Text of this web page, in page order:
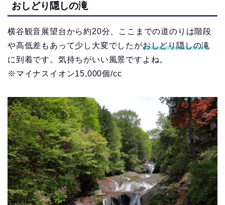
おしどり隠しの滝
横谷観音展望台から約20分、ここまでの道のりは階段
や高低差もあって少し大変でしたがおしどり隠しの滝
に到着です。気持ちがいい風景ですよね。
※マイナスイオン15,000個/cc